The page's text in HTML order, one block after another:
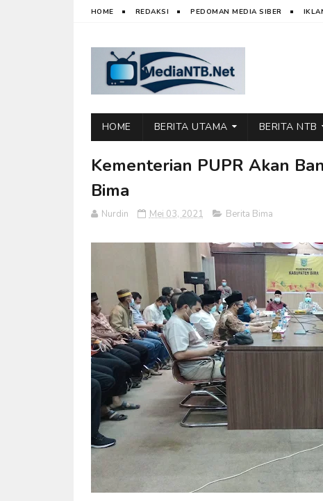
HOME REDAKSI PEDOMAN MEDIA SIBER
HOME BERITA UTAMA BERITA NTB
Kementerian PUPR Akan
Bima
Nurdin Mei 03, 2021 Berita Bima